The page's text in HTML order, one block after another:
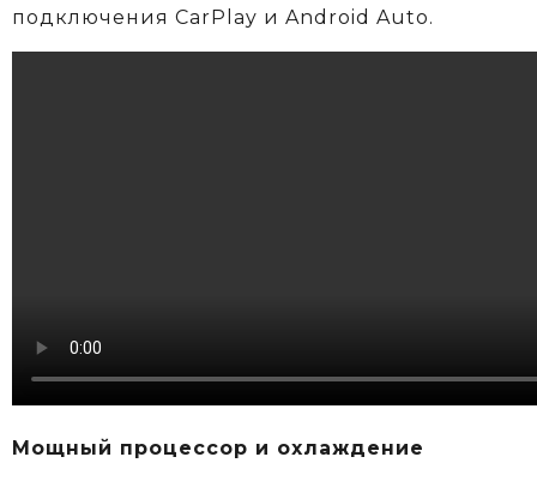
подключения CarPlay и Android Auto.
Мощный процессор и охлаждение